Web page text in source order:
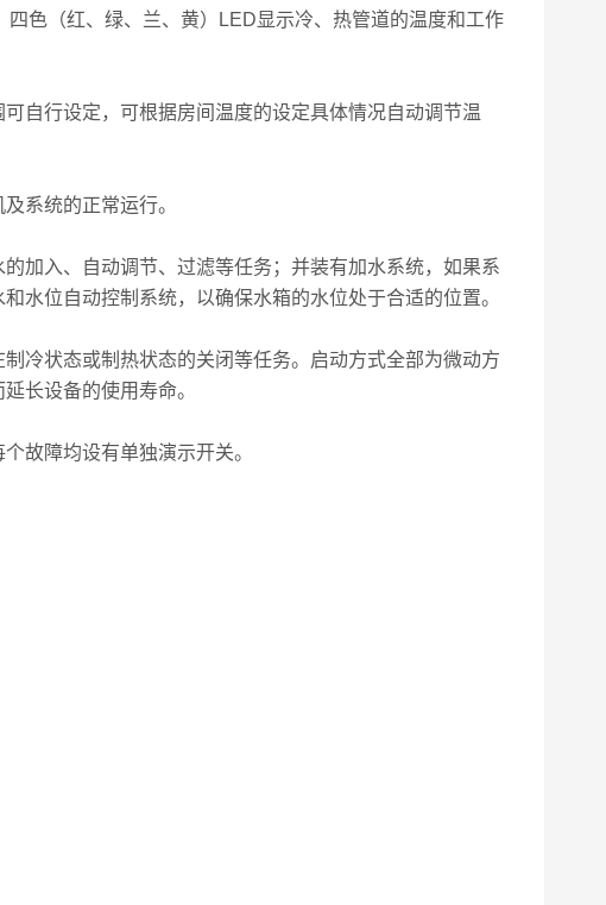
色（红、绿、兰、黄） LED显示冷、热管道的温度和工作
自行设定，可根据房间温度的设定具体情况自动调节温
系统的正常运行。
加入、自动调节、过滤等任务；并装有加水系统，如果系
水位自动控制系统，以确保水箱的水位处于合适的位置。
冷状态或制热状态的关闭等任务。启动方式全部为微动方
长设备的使用寿命。
故障均设有单独演示开关。